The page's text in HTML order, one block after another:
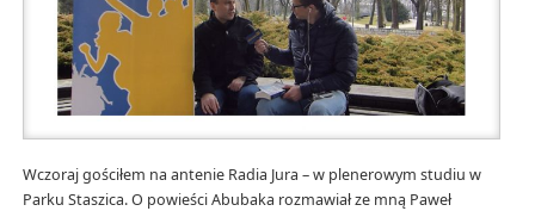
Wczoraj gościłem na antenie Radia Jura – w plenerowym studiu w
Parku Staszica. O powieści Abubaka rozmawiał ze mną Paweł